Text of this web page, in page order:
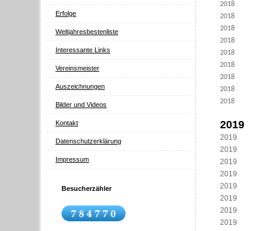
Erfolge
Weltjahresbestenliste
Interessante Links
Vereinsmeister
Auszeichnungen
Bilder und Videos
Kontakt
Datenschutzerklärung
Impressum
Besucherzähler
2018
2018
2018
2018
2018
2018
2018
2018
2018
2019
2019
2019
2019
2019
2019
2019
2019
2019